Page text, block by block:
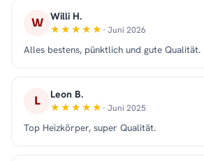
W Willi H.
· Juni 2026
Alles bestens, pünktlich und gute Qualität.
L Leon B.
· Juni 2025
Top Heizkörper, super Qualität.